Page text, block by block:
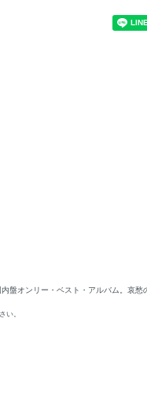
オンリー・ベスト・アルバム。哀
い。